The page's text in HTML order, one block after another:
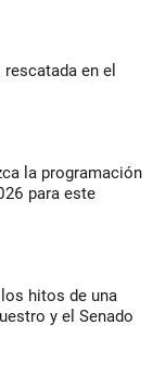
en el
la programación
para este
hitos de una
y el Senado